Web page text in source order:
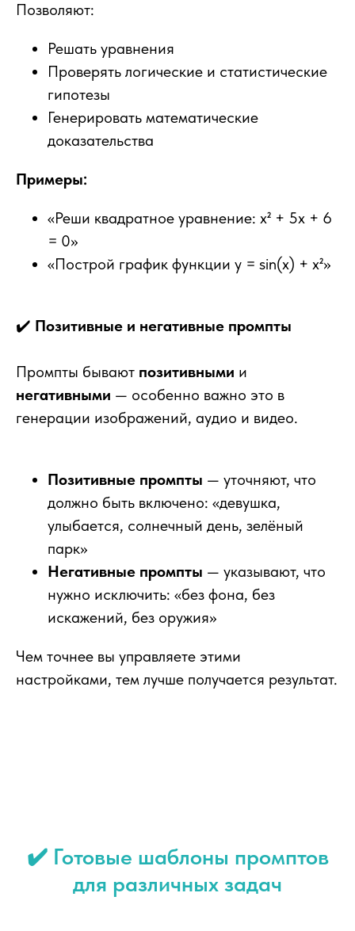
Позволяют:
Решать уравнения
Проверять логические и статистические
гипотезы
Генерировать математические
доказательства
Примеры:
«Реши квадратное уравнение: x² + 5x + 6
= 0»
«Построй график функции y = sin(x) + x²»
✔️ Позитивные и негативные промпты
Промпты бывают позитивными и
негативными — особенно важно это в
генерации изображений, аудио и видео.
Позитивные промпты — уточняют, что
должно быть включено: «девушка,
улыбается, солнечный день, зелёный
парк»
Негативные промпты — указывают, что
нужно исключить: «без фона, без
искажений, без оружия»
Чем точнее вы управляете этими
настройками, тем лучше получается результат.
✔️ Готовые шаблоны промптов
для различных задач